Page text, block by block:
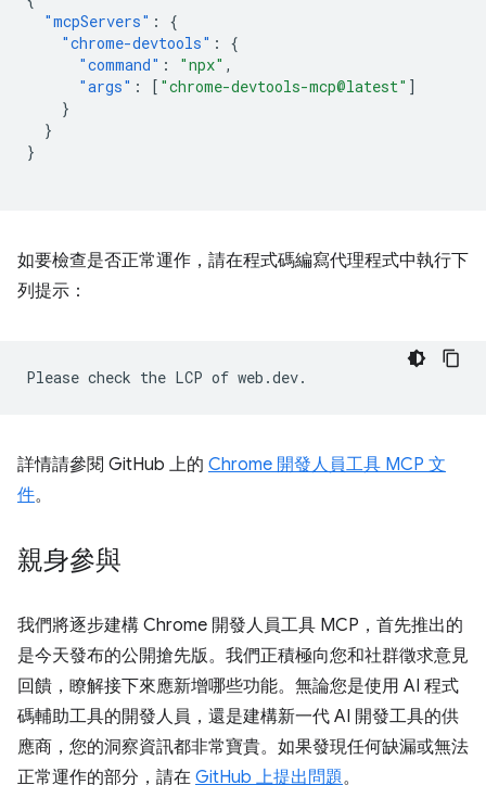
"mcpServers" :
{
"chrome-devtools" :
{
"command" : "npx" ,
"args" : [ "chrome-devtools-mcp@latest" ]
}
}
}
如要檢查是否正常運作，請在程式碼編寫代理程式中執行下
列提示：
詳情請參閱 GitHub 上的 Chrome 開發人員工具 MCP 文
件。
親身參與
我們將逐步建構 Chrome 開發人員工具 MCP，首先推出的
是今天發布的公開搶先版。我們正積極向您和社群徵求意見
回饋，瞭解接下來應新增哪些功能。無論您是使用 AI 程式
碼輔助工具的開發人員，還是建構新一代 AI 開發工具的供
應商，您的洞察資訊都非常寶貴。如果發現任何缺漏或無法
正常運作的部分，請在 GitHub 上提出問題。